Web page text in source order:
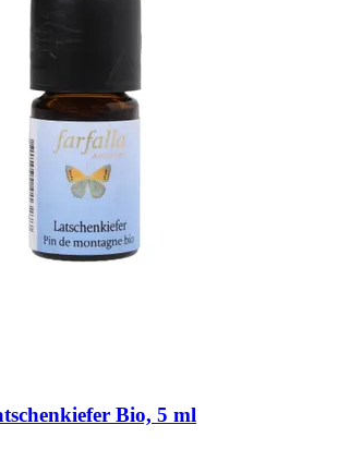
Bio, 5 ml